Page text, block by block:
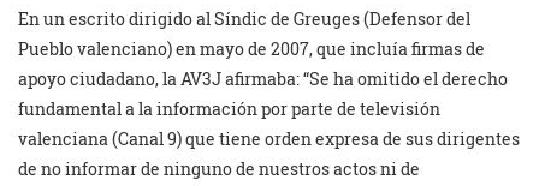
En un escrito dirigido al Síndic de Greuges (Defensor del
Pueblo valenciano) en mayo de 2007, que incluía firmas de
apoyo ciudadano, la AV3J afirmaba: “Se ha omitido el derecho
fundamental a la información por parte de televisión
valenciana (Canal 9) que tiene orden expresa de sus dirigentes
de no informar de ninguno de nuestros actos ni de